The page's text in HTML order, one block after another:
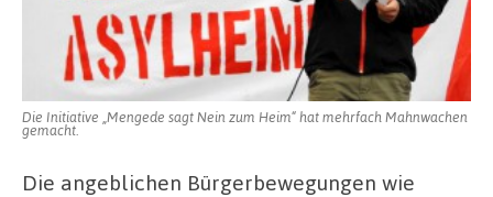
Die Initiative „Mengede sagt Nein zum Heim“ hat mehrfach Mahnwachen
gemacht.
Die angeblichen Bürgerbewegungen wie